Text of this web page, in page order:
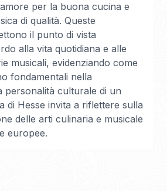
per la buona cucina e
di qualità. Queste
il punto di vista
alla vita quotidiana e alle
musicali, evidenziando come
fondamentali nella
personalità culturale di un
di Hesse invita a riflettere sulla
delle arti culinaria e musicale
europee.